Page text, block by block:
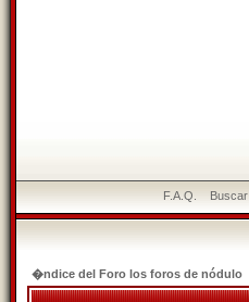
F.A.Q. Buscar
�ndice del Foro los foros de nódulo